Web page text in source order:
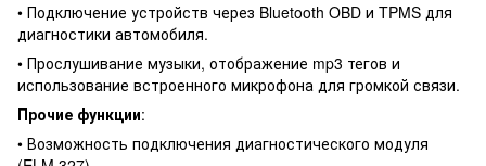
• Подключение устройств через Bluetooth OBD и TPMS для
диагностики автомобиля.
• Прослушивание музыки, отображение mp3 тегов и
использование встроенного микрофона для громкой связи.
Прочие функции:
• Возможность подключения диагностического модуля